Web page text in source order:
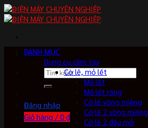
Skip
to
Tìm
kiếm:
Đăng nhập
Giỏ hàng /0 ₫
DANH MỤC
Dụng cụ cầm tay
Cờ lê, mỏ lết
Mỏ lết
Mỏ lết răng
Cờ lê vòng miệng
Cờ lê 2 vòng miệng
Cờ lê 2 đầu mở